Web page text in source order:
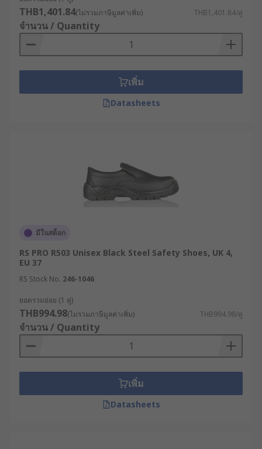
Equipment: PPE) ที่ออกแบบมาเพื่อปกป้องเท้าของผู้
สวมใส่จากอันตรายในสถานที่ทำงาน เช่น แรงกระแทก
จากวัตถุหนัก การกดทับ วัตถุมีคม พื้นลื่น สารเคมี หรือ
ไฟฟ้าสถิต รองเท้าเซฟตี้มักมาพร้อมหัวรองเท้าเสริม
พื้นรองเท้าที่ออกแบบให้ทนทานและยึดเกาะได้ดี
รองเท้าเซฟตี้ถูกใช้อย่างแพร่หลายในอุตสาหกรรม
ประเภทการป้องกันของ
รองเท้าเซฟตี้
ต่าง ๆ โดยมีคุณสมบัติการป้องกันที่สำคัญ ได้แก่
หัวรองเท้านิรภัย : รองเท้าส่วนใหญ่จะเสริมด้วย
หัวเหล็ก หรือหัวคอมโพสิต เพื่อป้องกันแรง
สำหรับงานคลังสินค้า งานขนย้าย และงาน
อุตสาหกรรมทั่วไป
พื้นรองเท้าป้องกันการเจาะทะลุ : บางรุ่นมีการ
เสริมแผ่นเหล็กบริเวณพื้นรองเท้าชั้นกลาง หรือ
ทะลุ เพื่อป้องกันวัตถุมีคม เช่น ตะปู หรือเศษโลหะ
ซึ่งมักเป็นข้อกำหนดที่จำเป็นสำหรับงานก่อสร้าง
งานกลางแจ้ง และงานบำรุงรักษา
THB1,401.84(ไม่รวมภาษีมูลค่าเพิ่ม) THB1,401.84/คู่
จำนวน / Quantity
เพิ่ม
Datasheets
มีในสต็อก
RS PRO R503 Unisex Black Steel Safety Shoes, UK 4,
EU 37
RS Stock No. 246-1046
ยอดรวมย่อย (1 คู่)
THB994.98(ไม่รวมภาษีมูลค่าเพิ่ม) THB994.98/คู่
จำนวน / Quantity
เพิ่ม
Datasheets